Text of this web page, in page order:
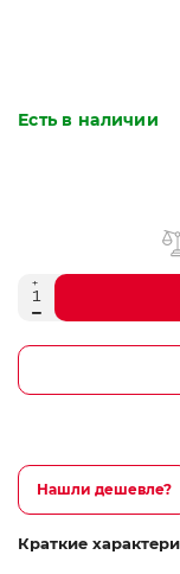
Есть в наличии
Нашли дешевле?
Краткие